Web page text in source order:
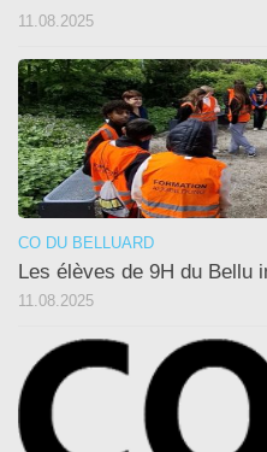
11.08.2025
CO DU BELLUARD
Les élèves de 9H du Bellu
11.08.2025